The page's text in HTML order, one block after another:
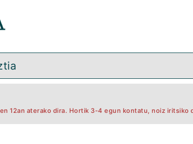
12an aterako dira. Hortik 3-4 egun kontatu, noiz iritsiko